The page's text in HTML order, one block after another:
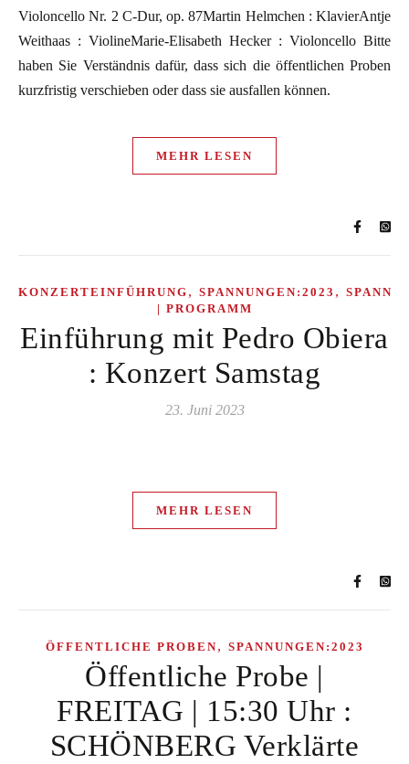
Violoncello Nr. 2 C-Dur, op. 87Martin Helmchen : KlavierAntje
Weithaas : ViolineMarie-Elisabeth Hecker : Violoncello Bitte
haben Sie Verständnis dafür, dass sich die öffentlichen Proben
kurzfristig verschieben oder dass sie ausfallen können.
MEHR LESEN
KONZERTEINFÜHRUNG , SPANNUNGEN:2023 ,
| PROGRAMM
Einführung mit Pedro Obiera
: Konzert Samstag
23. Juni 2023
MEHR LESEN
ÖFFENTLICHE PROBEN, SPANNUNGEN:2023
Öffentliche Probe |
FREITAG | 15:30 Uhr :
SCHÖNBERG Verklärte